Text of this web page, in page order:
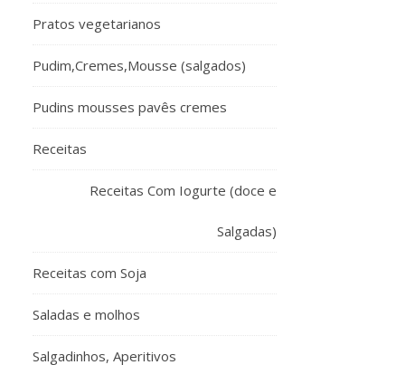
Pratos vegetarianos
Pudim,Cremes,Mousse (salgados)
Pudins mousses pavês cremes
Receitas
Receitas Com Iogurte (doce e
Salgadas)
Receitas com Soja
Saladas e molhos
Salgadinhos, Aperitivos